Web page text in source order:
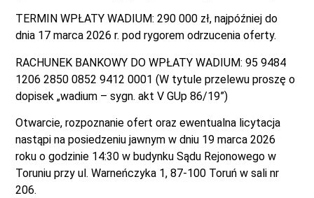
TERMIN WPŁATY WADIUM: 290 000 zł, najpóźniej do
dnia 17 marca 2026 r. pod rygorem odrzucenia oferty.
RACHUNEK BANKOWY DO WPŁATY WADIUM: 95 9484
1206 2850 0852 9412 0001 (W tytule przelewu proszę o
dopisek „wadium – sygn. akt V GUp 86/19”)
Otwarcie, rozpoznanie ofert oraz ewentualna licytacja
nastąpi na posiedzeniu jawnym w dniu 19 marca 2026
roku o godzinie 14:30 w budynku Sądu Rejonowego w
Toruniu przy ul. Warneńczyka 1, 87-100 Toruń w sali nr
206.